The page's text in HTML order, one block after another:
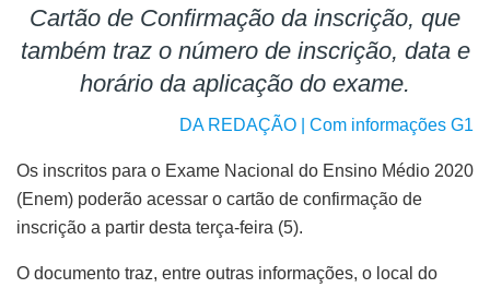
Cartão de Confirmação da inscrição, que
também traz o número de inscrição, data e
horário da aplicação do exame.
DA REDAÇÃO | Com informações G1
Os inscritos para o Exame Nacional do Ensino Médio 2020
(Enem) poderão acessar o cartão de confirmação de
inscrição a partir desta terça-feira (5).
O documento traz, entre outras informações, o local do